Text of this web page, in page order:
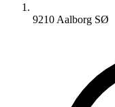
9210 Aalborg SØ